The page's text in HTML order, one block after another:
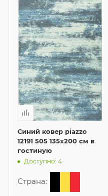
Синий ковер piazzo
12191 505 135x200 см в
гостиную
Доступно: 4
Страна: